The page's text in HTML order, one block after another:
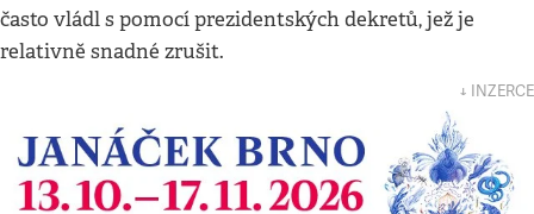
často vládl s pomocí prezidentských dekretů, jež je
relativně snadné zrušit.
↓ INZERCE